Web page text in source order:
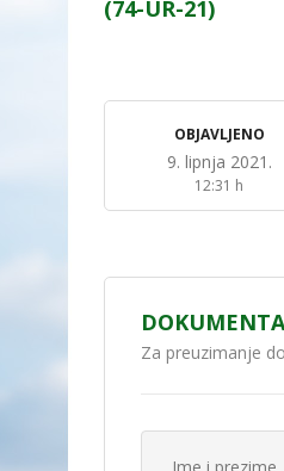
(74-UR-21)
OBJAVLJENO
9. lipnja 2021.
12:31 h
Za preuzimanje